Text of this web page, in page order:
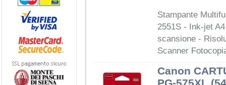
Stampante
2551S - Ink-jet
scansione -
Scanner
Canon